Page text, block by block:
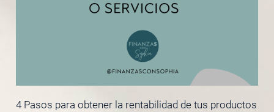
4 Pasos para obtener la rentabilidad de tus productos